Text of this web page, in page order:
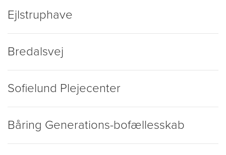
Ejlstruphave
Bredalsvej
Sofielund Plejecenter
Båring Generations-bofællesskab